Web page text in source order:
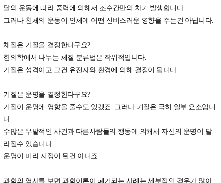
달의 운동에 따라 중력에 의해서 조수간만의 차가 발생합니다.
그러나 천체의 운동이 인체에 어떤 신비스러운 영향을 주는건 아닙니다.
체질은 기질을 결정한다구요?
한의학에서 나누는 체질 분류법은 작위적입니다.
기질은 성격이고 그건 유전자와 환경에 의해 결정이 됩니다.
기질은 운명을 결정한다구요?
기질이 운명에 영향을 줄수도 있겠죠. 그러나 기질은 극히 일부 요소입니
다.
수많은 우발적인 사건과 다른사람들의 행동에 의해서 자신의 운명이 달
라질수 있습니다.
운명이 미리 지정이 된건 아니죠.
과학의 역사를 보면 과학이론이 폐기되는 사례는 세부적인 경우가 많아